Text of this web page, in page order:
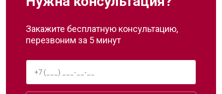
Закажите бесплатную консультацию,
перезвоним за 5 минут